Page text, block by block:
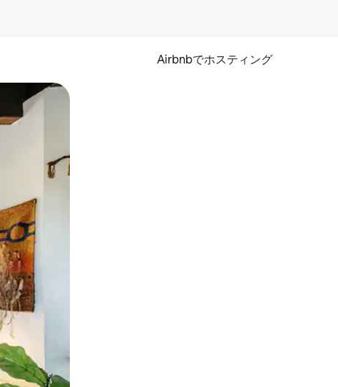
Airbnbでホスティング
とができます。